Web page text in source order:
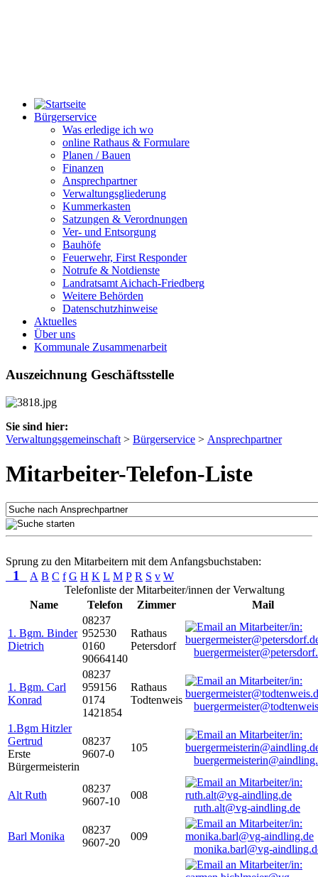
Bürgerservice
Was erledige ich wo
online Rathaus & Formulare
Planen / Bauen
Finanzen
Ansprechpartner
Verwaltungsgliederung
Kummerkasten
Satzungen & Verordnungen
Ver- und Entsorgung
Bauhöfe
Feuerwehr, First Responder
Notrufe & Notdienste
Landratsamt Aichach-Friedberg
Weitere Behörden
Datenschutzhinweise
Aktuelles
Über uns
Kommunale Zusammenarbeit
Auszeichnung Geschäftsstelle
Sie sind hier:
Verwaltungsgemeinschaft > Bürgerservice > Ansprechpartner
Mitarbeiter-Telefon-Liste
Sprung zu den Mitarbeitern mit dem Anfangsbuchstaben:
1 A B C f G H K L M P R S v W
Telefonliste der Mitarbeiter/innen der Verwaltung
Name
Telefon Zimmer Mail
1. Bgm. Binder
Dietrich
08237
952530
0160
90664140
Rathaus
Petersdorf
1. Bgm. Carl
Konrad
08237
959156
0174
1421854
Rathaus
Todtenweis
1.Bgm Hitzler
Gertrud
Erste
Bürgermeisterin
08237
9607-0
105
Alt Ruth
08237
9607-10
008
ruth.alt@vg-aindling.de
Barl Monika
08237
9607-20
009
monika.barl@vg-